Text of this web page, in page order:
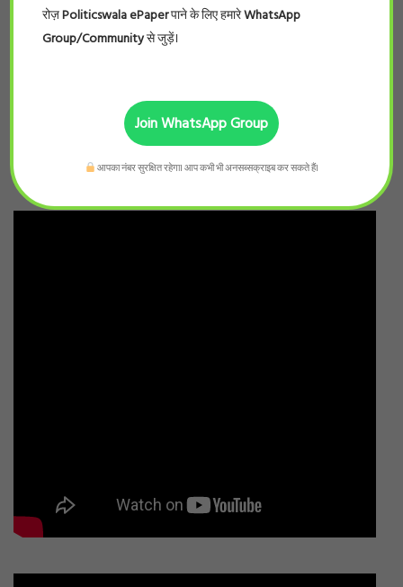
for:
रोज़Politicswala ePaperपाने के लिए हमारेWhatsApp
Group/Communityसे जुड़ें।
Join WhatsApp Group
आपका नंबर सुरक्षित रहेगा। आप कभी भी अनसब्सक्राइब कर सकते हैं।